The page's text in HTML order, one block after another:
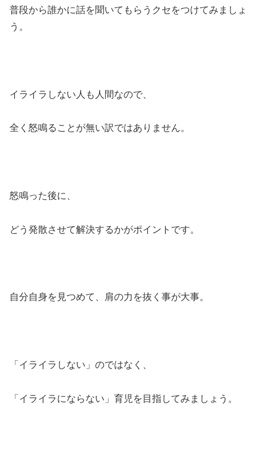
普段から誰かに話を聞いてもらうクセをつけてみましょ
う。
イライラしない人も人間なので、
全く怒鳴ることが無い訳ではありません。
怒鳴った後に、
どう発散させて解決するかがポイントです。
自分自身を見つめて、肩の力を抜く事が大事。
「イライラしない」のではなく、
「イライラにならない」育児を目指してみましょう。